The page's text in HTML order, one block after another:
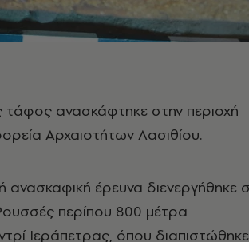
ανασκάφτηκε στην περιοχή
Αρχαιοτήτων Λασιθίου.
ανασκαφική έρευνα διενεργήθηκε
περίπου 800 μέτρα
Ιεράπετρας, όπου διαπιστώθηκε